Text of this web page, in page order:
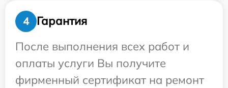
4
Гарантия
После выполнения всех работ и
оплаты услуги Вы получите
фирменный сертификат на ремонт